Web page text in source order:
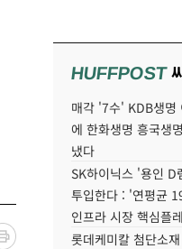
HUFFPOST
매각 '7수' KDB생명
에 한화생명 흥국생
냈다
SK하이닉스 '용인
투입한다 : '연평균
인프라 시장 핵심플
롯데케미칼 첨단소